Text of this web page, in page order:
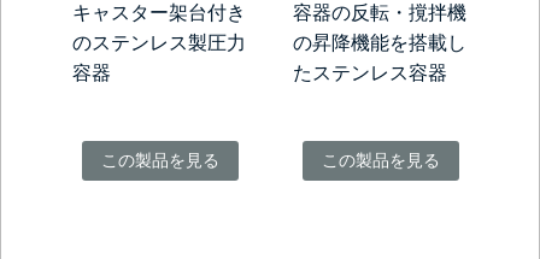
キャスター架台付き
のステンレス製圧力
容器
この製品を見る
容器の反転・撹拌機
の昇降機能を搭載し
たステンレス容器
この製品を見る